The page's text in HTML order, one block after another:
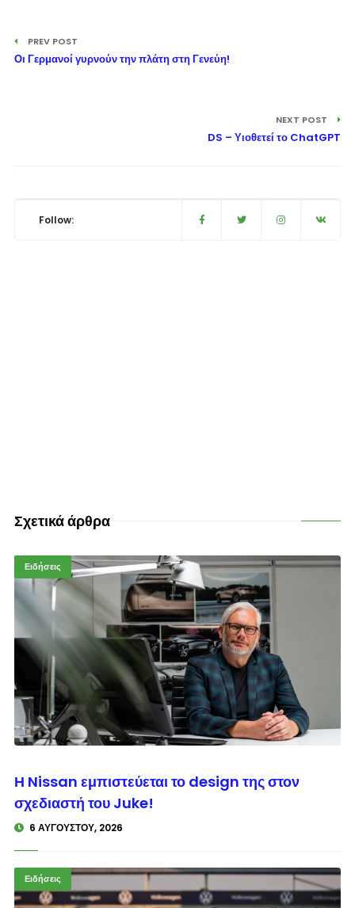
PREV POST
Οι Γερμανοί γυρνούν την πλάτη στη Γενεύη!
NEXT POST
DS – Υιοθετεί το ChatGPT
Follow:
Σχετικά άρθρα
Ειδήσεις
Η Nissan εμπιστεύεται το design της στον
σχεδιαστή του Juke!
6 ΑΥΓΟΎΣΤΟΥ, 2026
Ειδήσεις